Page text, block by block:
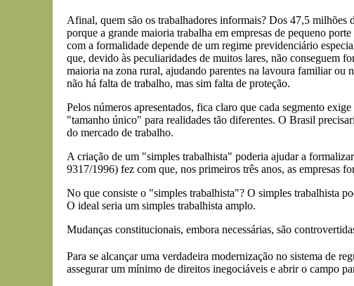
Afinal, quem são os trabalhadores informais? Dos 47,5
porque a grande maioria trabalha em empresas de pequeno
com a formalidade depende de um regime previdenciário
que, devido às peculiaridades de muitos lares, não conseguem
maioria na zona rural, ajudando parentes na lavoura familiar ou
não há falta de trabalho, mas sim falta de proteção.
Pelos números apresentados, fica claro que cada segmento
"tamanho único" para realidades tão diferentes. O Brasil
do mercado de trabalho.
A criação de um "simples trabalhista" poderia ajudar a
9317/1996) fez com que, nos primeiros três anos, as empresas
No que consiste o "simples trabalhista"? O simples trabalhista
O ideal seria um simples trabalhista amplo.
Mudanças constitucionais, embora necessárias, são
Para se alcançar uma verdadeira modernização no sistema de
assegurar um mínimo de direitos inegociáveis e abrir o campo